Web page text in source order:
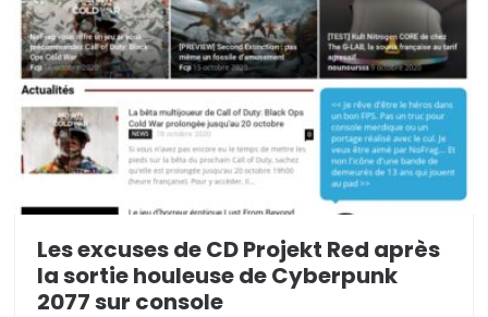
Les excuses de CD Projekt Red après
la sortie houleuse de Cyberpunk
2077 sur console